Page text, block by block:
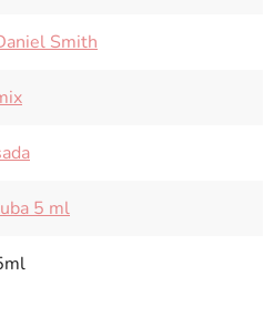
Smith
5 ml